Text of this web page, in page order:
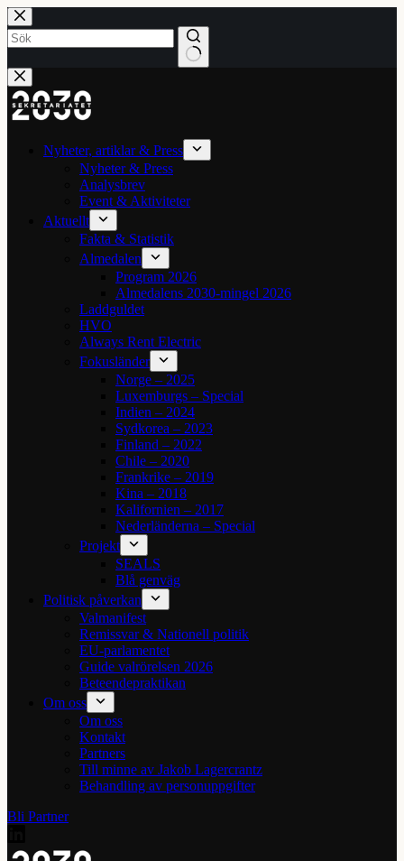
Hoppa
till
innehåll
Inga
resultat
Nyheter, artiklar & Press
Nyheter & Press
Analysbrev
Event & Aktiviteter
Aktuellt
Fakta & Statistik
Almedalen
Program 2026
Almedalens 2030-mingel 2026
Laddguldet
HVO
Always Rent Electric
Fokusländer
Norge – 2025
Luxemburgs – Special
Indien – 2024
Sydkorea – 2023
Finland – 2022
Chile – 2020
Frankrike – 2019
Kina – 2018
Kalifornien – 2017
Nederländerna – Special
Projekt
SEALS
Blå genväg
Politisk påverkan
Valmanifest
Remissvar & Nationell politik
EU-parlamentet
Guide valrörelsen 2026
Beteendepraktikan
Om oss
Om oss
Kontakt
Partners
Till minne av Jakob Lagercrantz
Behandling av personuppgifter
Bli Partner